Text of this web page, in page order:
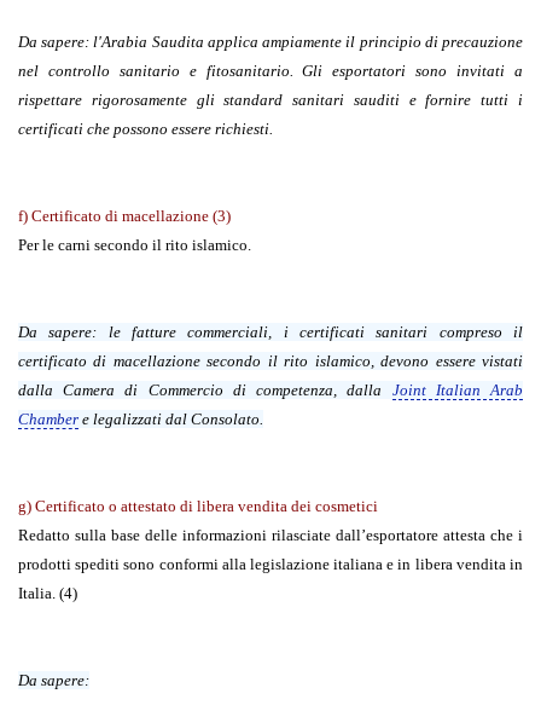
Da sapere: l'Arabia Saudita applica ampiamente il principio di precauzione
nel controllo sanitario e fitosanitario. Gli esportatori sono invitati a
rispettare rigorosamente gli standard sanitari sauditi e fornire tutti i
certificati che possono essere richiesti.
f) Certificato di macellazione (3)
Per le carni secondo il rito islamico.
Da sapere: le fatture commerciali, i certificati sanitari compreso il
certificato di macellazione secondo il rito islamico, devono essere vistati
dalla Camera di Commercio di competenza, dalla Joint Italian Arab
Chamber e legalizzati dal Consolato.
g) Certificato o attestato di libera vendita dei cosmetici
Redatto sulla base delle informazioni rilasciate dall’esportatore attesta che i
prodotti spediti sono conformi alla legislazione italiana e in libera vendita in
Italia. (4)
Da sapere: